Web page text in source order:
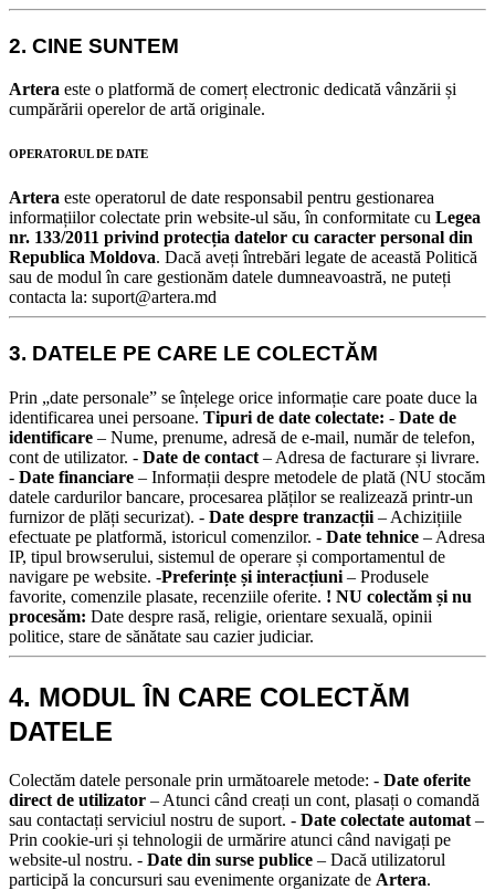
2. CINE SUNTEM
Artera este o platformă de comerț electronic dedicată vânzării și
cumpărării operelor de artă originale.
OPERATORUL DE DATE
Artera este operatorul de date responsabil pentru gestionarea
informațiilor colectate prin website-ul său, în conformitate cu Legea
nr. 133/2011 privind protecția datelor cu caracter personal din
Republica Moldova. Dacă aveți întrebări legate de această Politică
sau de modul în care gestionăm datele dumneavoastră, ne puteți
contacta la: suport@artera.md
3. DATELE PE CARE LE COLECTĂM
Prin „date personale” se înțelege orice informație care poate duce la
identificarea unei persoane. Tipuri de date colectate: - Date de
identificare – Nume, prenume, adresă de e-mail, număr de telefon,
cont de utilizator. - Date de contact – Adresa de facturare și livrare.
- Date financiare – Informații despre metodele de plată (NU stocăm
datele cardurilor bancare, procesarea plăților se realizează printr-un
furnizor de plăți securizat). - Date despre tranzacții – Achizițiile
efectuate pe platformă, istoricul comenzilor. - Date tehnice – Adresa
IP, tipul browserului, sistemul de operare și comportamentul de
navigare pe website. -Preferințe și interacțiuni – Produsele
favorite, comenzile plasate, recenziile oferite. ! NU colectăm și nu
procesăm: Date despre rasă, religie, orientare sexuală, opinii
politice, stare de sănătate sau cazier judiciar.
4. MODUL ÎN CARE COLECTĂM
DATELE
Colectăm datele personale prin următoarele metode: - Date oferite
direct de utilizator – Atunci când creați un cont, plasați o comandă
sau contactați serviciul nostru de suport. - Date colectate automat –
Prin cookie-uri și tehnologii de urmărire atunci când navigați pe
website-ul nostru. - Date din surse publice – Dacă utilizatorul
participă la concursuri sau evenimente organizate de Artera.